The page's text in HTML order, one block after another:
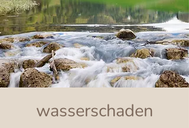
wasserschaden